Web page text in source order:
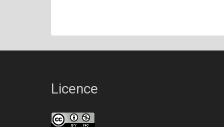
Licence